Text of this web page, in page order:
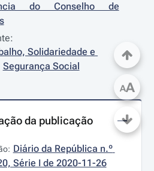
do Conselho de
Solidariedade e
Segurança Social
da publicação
Diário da República n.º
Série I de 2020-11-26
AA